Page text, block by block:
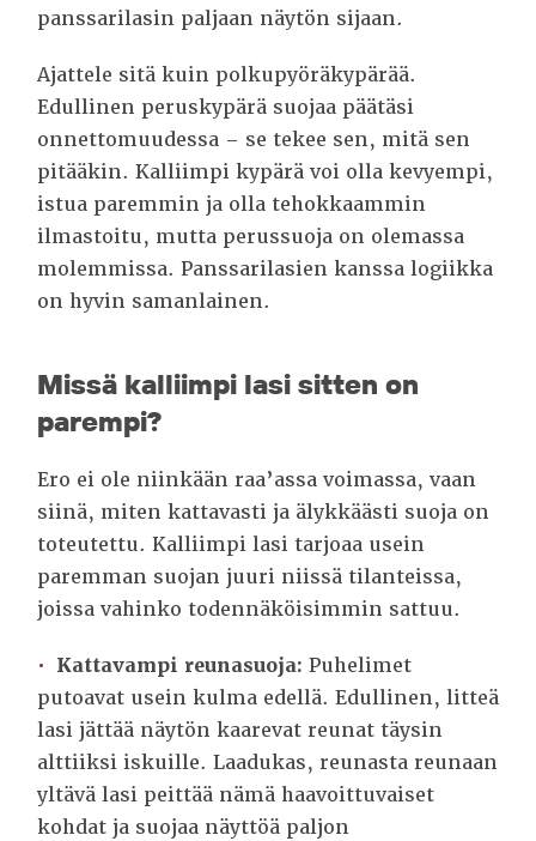
panssarilasin paljaan näytön sijaan.
Ajattele sitä kuin polkupyöräkypärää.
Edullinen peruskypärä suojaa päätäsi
onnettomuudessa – se tekee sen, mitä sen
pitääkin. Kalliimpi kypärä voi olla kevyempi,
istua paremmin ja olla tehokkaammin
ilmastoitu, mutta perussuoja on olemassa
molemmissa. Panssarilasien kanssa logiikka
on hyvin samanlainen.
Missä kalliimpi lasi sitten on
parempi?
Ero ei ole niinkään raa’assa voimassa, vaan
siinä, miten kattavasti ja älykkäästi suoja on
toteutettu. Kalliimpi lasi tarjoaa usein
paremman suojan juuri niissä tilanteissa,
joissa vahinko todennäköisimmin sattuu.
Kattavampi reunasuoja: Puhelimet
putoavat usein kulma edellä. Edullinen, litteä
lasi jättää näytön kaarevat reunat täysin
alttiiksi iskuille. Laadukas, reunasta reunaan
yltävä lasi peittää nämä haavoittuvaiset
kohdat ja suojaa näyttöä paljon